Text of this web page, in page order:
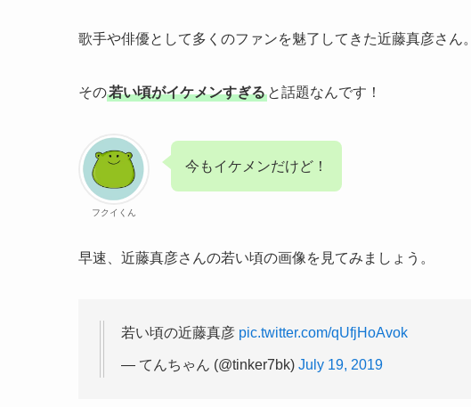
歌手や俳優として多くのファンを魅了してきた近藤真彦さん。
その若い頃がイケメンすぎる と話題なんです！
フクイくん
今もイケメンだけど！
早速、近藤真彦さんの若い頃の画像を見てみましょう。
若い頃の近藤真彦 pic.twitter.com/qUfjHoAvok
— てんちゃん (@tinker7bk) July 19, 2019